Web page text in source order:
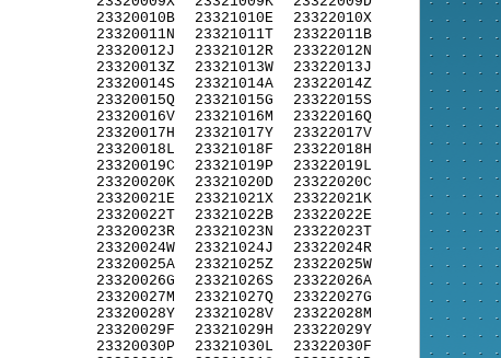
23320010B
23320011N
23320012J
23320013Z
23320014S
23320015Q
23320016V
23320017H
23320018L
23320019C
23320020K
23320021E
23320022T
23320023R
23320024W
23320025A
23320026G
23320027M
23320028Y
23320029F
23320030P
23321010E
23321011T
23321012R
23321013W
23321014A
23321015G
23321016M
23321017Y
23321018F
23321019P
23321020D
23321021X
23321022B
23321023N
23321024J
23321025Z
23321026S
23321027Q
23321028V
23321029H
23321030L
23322010X
23322011B
23322012N
23322013J
23322014Z
23322015S
23322016Q
23322017V
23322018H
23322019L
23322020C
23322021K
23322022E
23322023T
23322024R
23322025W
23322026A
23322027G
23322028M
23322029Y
23322030F